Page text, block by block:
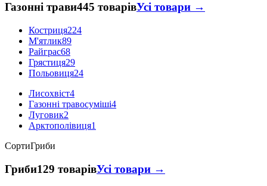
Газонні трави445 товарівУсі товари →
Костриця224
М'ятлик89
Райграс68
Грястиця29
Польовиця24
Лисохвіст4
Газонні травосуміші4
Луговик2
Арктополівиця1
СортиГриби
Гриби129 товарівУсі товари →